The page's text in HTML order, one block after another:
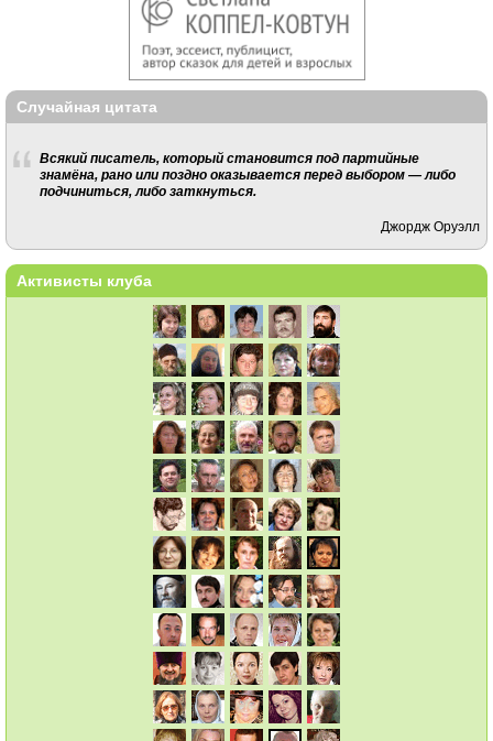
Случайная цитата
Всякий писатель, который становится под партийные
знамёна, рано или поздно оказывается перед выбором — либо
подчиниться, либо заткнуться.
Джордж Оруэлл
Активисты клуба